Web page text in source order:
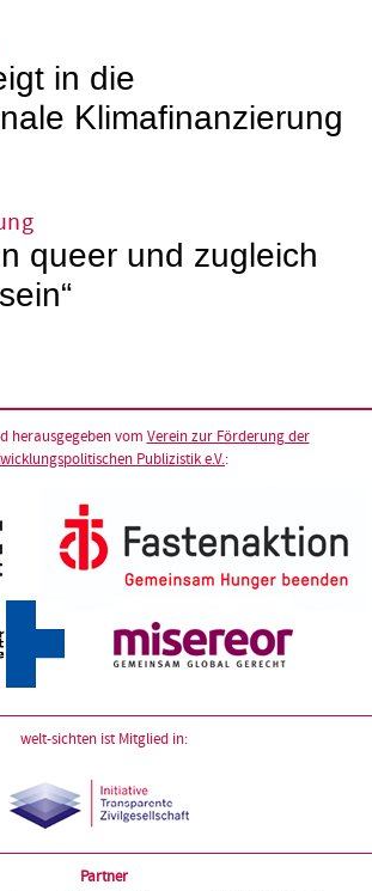
in die
Klimafinanzierung
queer und zugleich
herausgegeben vom Verein zur Förderung der
Publizistik e.V.:
welt-sichten ist Mitglied in:
Partner